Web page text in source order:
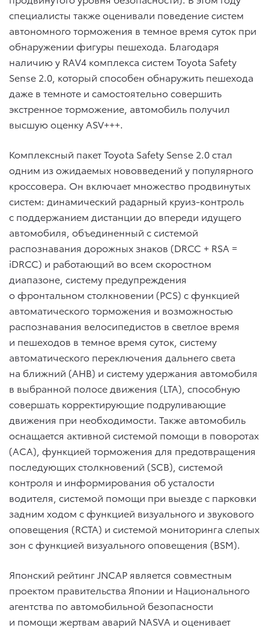
специалисты также оценивали поведение систем
автономного торможения в темное время суток при
обнаружении фигуры пешехода. Благодаря
наличию у RAV4 комплекса систем Toyota Safety
Sense 2.0, который способен обнаружить пешехода
даже в темноте и самостоятельно совершить
экстренное торможение, автомобиль получил
высшую оценку ASV+++.
Комплексный пакет Toyota Safety Sense 2.0 стал
одним из ожидаемых нововведений у популярного
кроссовера. Он включает множество продвинутых
систем: динамический радарный круиз-контроль
с поддержанием дистанции до впереди идущего
автомобиля, объединенный с системой
распознавания дорожных знаков (DRCC + RSA =
iDRCC) и работающий во всем скоростном
диапазоне, систему предупреждения
о фронтальном столкновении (PCS) с функцией
автоматического торможения и возможностью
распознавания велосипедистов в светлое время
и пешеходов в темное время суток, систему
автоматического переключения дальнего света
на ближний (AHB) и систему удержания автомобиля
в выбранной полосе движения (LTA), способную
совершать корректирующие подруливающие
движения при необходимости. Также автомобиль
оснащается активной системой помощи в поворотах
(ACA), функцией торможения для предотвращения
последующих столкновений (SCB), системой
контроля и информирования об усталости
водителя, системой помощи при выезде с парковки
задним ходом с функцией визуального и звукового
оповещения (RCTA) и системой мониторинга слепых
зон с функцией визуального оповещения (BSM).
Японский рейтинг JNCAP является совместным
проектом правительства Японии и Национального
агентства по автомобильной безопасности
и помощи жертвам аварий NASVA и оценивает